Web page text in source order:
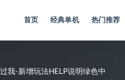
首页 经典单机 热门推荐